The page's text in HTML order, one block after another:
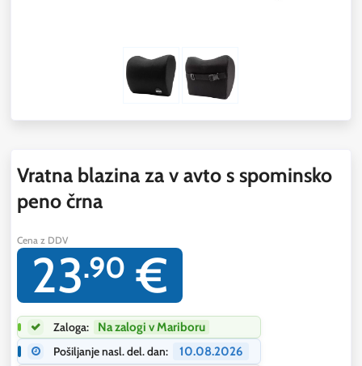
Vratna blazina za v avto s spominsko
peno črna
Cena z DDV
23.90 €
Zaloga:
Na zalogi v Mariboru
Pošiljanje nasl. del. dan:
10.08.2026